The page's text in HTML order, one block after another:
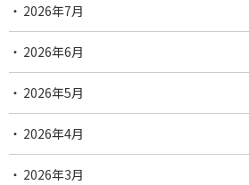
2026年7月
2026年6月
2026年5月
2026年4月
2026年3月